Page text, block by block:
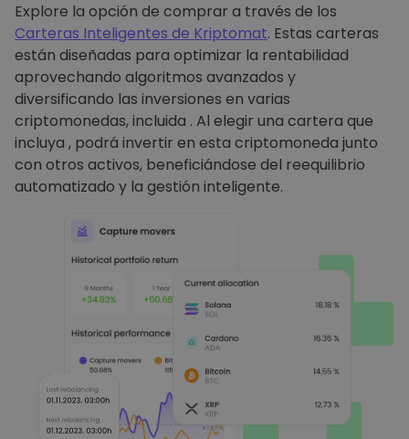
Explore la opción de comprar a través de los
Carteras Inteligentes de Kriptomat. Estas carteras
están diseñadas para optimizar la rentabilidad
aprovechando algoritmos avanzados y
diversificando las inversiones en varias
criptomonedas, incluida . Al elegir una cartera que
incluya , podrá invertir en esta criptomoneda junto
con otros activos, beneficiándose del reequilibrio
automatizado y la gestión inteligente.